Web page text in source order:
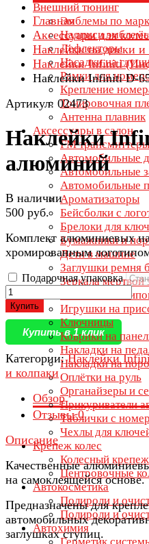
Внешний тюнинг
Эмблемы по
Надписи
Дефлекторы
Насадки на
Рамки для
Крепление
Тонировочная
Антенна плавник
Аксессуары в салон
FM трансмиттеры
Автомобильные
Автомобильные
Автомобильные
Ароматизаторы
Бейсболки с
Брелоки для
Бумажники и
Дети в машине
Заглушки ремня
Зеркала мертвой
Зонты с
Игрушки на
Ключницы
Коврики на
Накладки на
Накладки на
Оплётки на руль
Органайзеры и
Прикуриватели
Таблички с
Чехлы для
Крепеж колес
Колесный крепеж
Центровочные
Автокосметика
Полироли и
Полироли и
Автохимия
Главная
Аксессуары для колёс
Наклейки на диски и
Наклейки Infiniti
Наклейки Infiniti D-
Артикул: 02473
Наклейки
алюминий
В наличии
500 руб.
Комплект алюминиевых
хромированным
Подарочная упаковка
Купить
Купить в 1 клик
Категории:Наклейки
и колпаки
Обзор
Отзывы0
Описание
Качественные
на самоклеящейся основе.
Предназначены для
автомобильных
заглушках ступиц.